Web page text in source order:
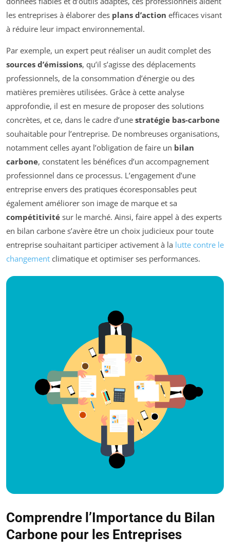
les entreprises à élaborer des plans d’action efficaces visant
à réduire leur impact environnemental.
Par exemple, un expert peut réaliser un audit complet des
sources d’émissions, qu’il s’agisse des déplacements
professionnels, de la consommation d’énergie ou des
matières premières utilisées. Grâce à cette analyse
approfondie, il est en mesure de proposer des solutions
concrètes, et ce, dans le cadre d’une stratégie bas-carbone
souhaitable pour l’entreprise. De nombreuses organisations,
notamment celles ayant l’obligation de faire un bilan
carbone, constatent les bénéfices d’un accompagnement
professionnel dans ce processus. L’engagement d’une
entreprise envers des pratiques écoresponsables peut
également améliorer son image de marque et sa
compétitivité sur le marché. Ainsi, faire appel à des experts
en bilan carbone s’avère être un choix judicieux pour toute
entreprise souhaitant participer activement à la lutte contre le
changement climatique et optimiser ses performances.
Comprendre l’Importance du Bilan
Carbone pour les Entreprises